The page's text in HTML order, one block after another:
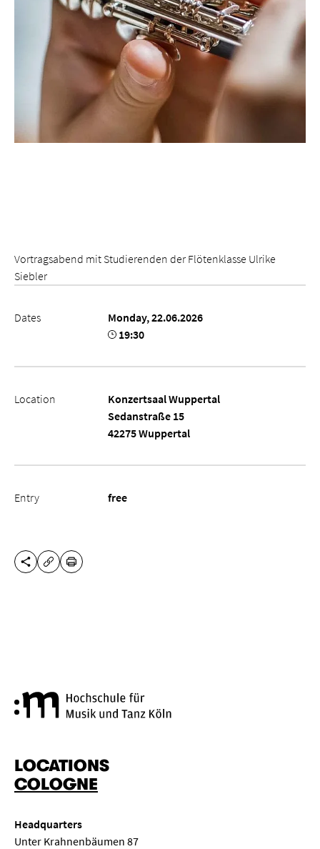
Vortragsabend mit Studierenden der Flötenklasse Ulrike
Siebler
Dates
Monday, 22.06.2026
19:30
Location
Konzertsaal Wuppertal
Sedanstraße 15
42275 Wuppertal
Entry free
SHARE THIS PAGE
COPY URL
PRINT
LOCATIONS
COLOGNE
Headquarters
Unter Krahnenbäumen 87